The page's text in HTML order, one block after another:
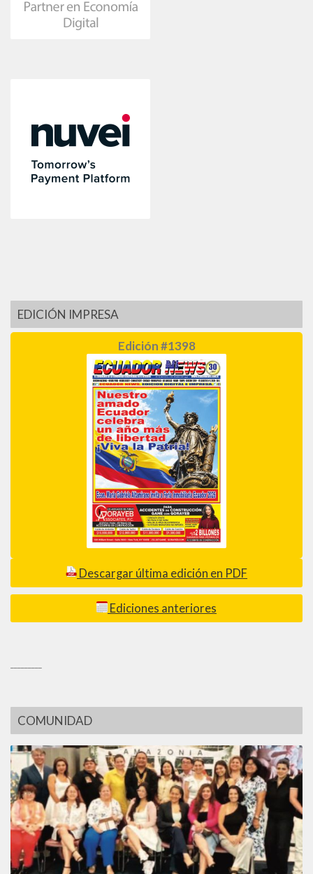
EDICIÓN IMPRESA
Edición #1398
Descargar última edición en PDF
Ediciones anteriores
COMUNIDAD